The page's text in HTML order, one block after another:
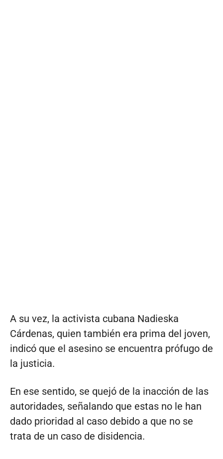
A su vez, la activista cubana Nadieska
Cárdenas, quien también era prima del joven,
indicó que el asesino se encuentra prófugo de
la justicia.
En ese sentido, se quejó de la inacción de las
autoridades, señalando que estas no le han
dado prioridad al caso debido a que no se
trata de un caso de disidencia.